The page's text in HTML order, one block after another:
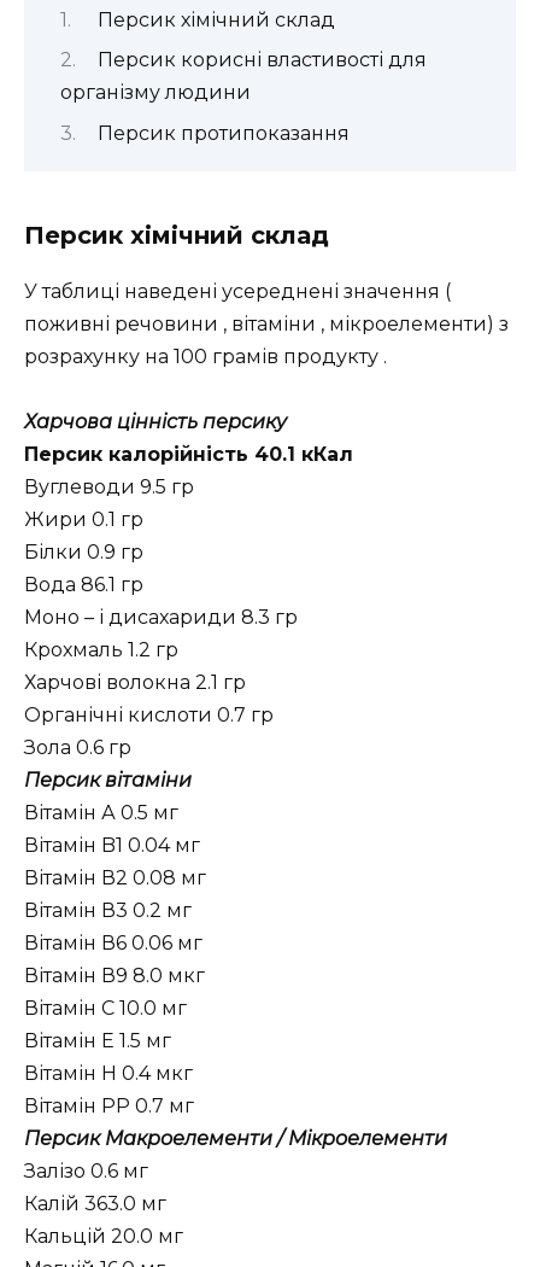
Персик хімічний склад
Персик корисні властивості для
організму людини
Персик протипоказання
Персик хімічний склад
У таблиці наведені усереднені значення (
поживні речовини , вітаміни , мікроелементи) з
розрахунку на 100 грамів продукту .
Харчова цінність персику
Персик калорійність 40.1 кКал
Вуглеводи 9.5 гр
Жири 0.1 гр
Білки 0.9 гр
Вода 86.1 гр
Моно – і дисахариди 8.3 гр
Крохмаль 1.2 гр
Харчові волокна 2.1 гр
Органічні кислоти 0.7 гр
Зола 0.6 гр
Персик вітаміни
Вітамін А 0.5 мг
Вітамін B1 0.04 мг
Вітамін В2 0.08 мг
Вітамін В3 0.2 мг
Вітамін В6 0.06 мг
Вітамін В9 8.0 мкг
Вітамін C 10.0 мг
Вітамін Е 1.5 мг
Вітамін Н 0.4 мкг
Вітамін PP 0.7 мг
Персик Макроелементи / Мікроелементи
Залізо 0.6 мг
Калій 363.0 мг
Кальцій 20.0 мг